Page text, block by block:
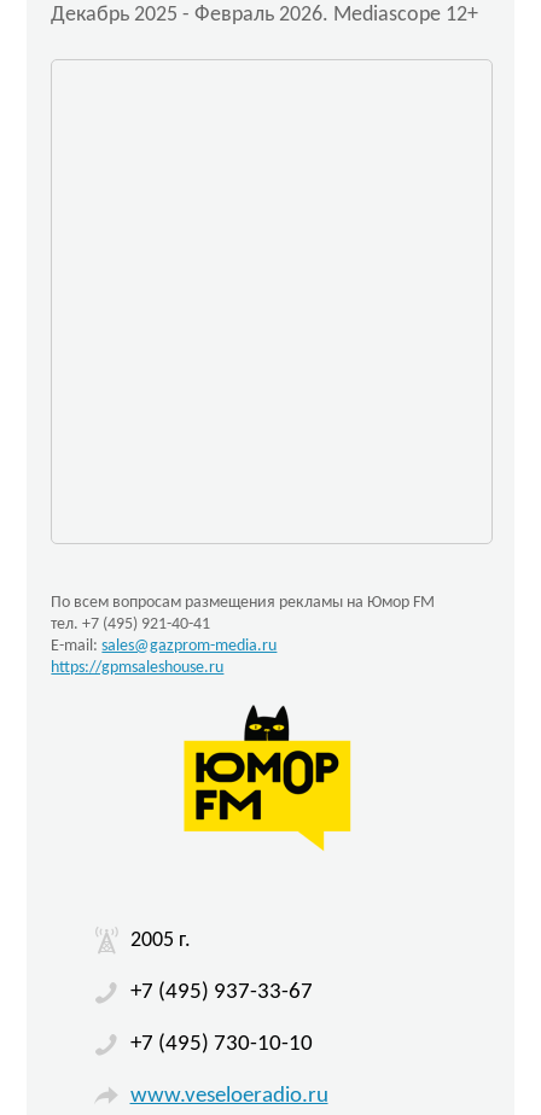
Декабрь 2025 - Февраль 2026. Mediascope 12+
По всем вопросам размещения рекламы на Юмор FM
тел. +7 (495) 921-40-41
E-mail:sales@gazprom-media.ru
https://gpmsaleshouse.ru
2005 г.
+7 (495) 937-33-67
+7 (495) 730-10-10
www.veseloeradio.ru